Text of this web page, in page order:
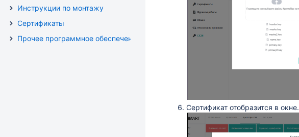
Инструкции по монтажу
Сертификаты
Прочее программное обеспечение
Сертификат отобразится в окне.